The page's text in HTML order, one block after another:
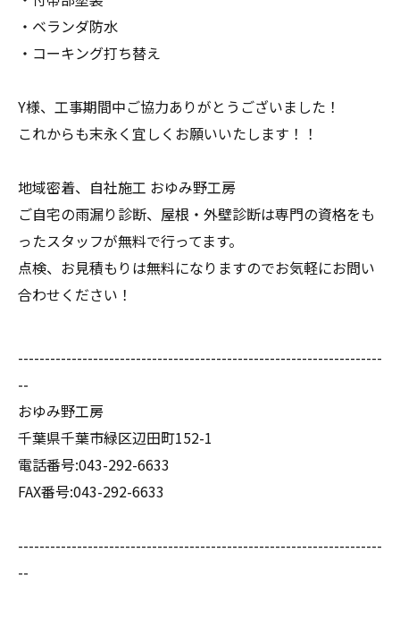
・ベランダ防水
・コーキング打ち替え
Y様、工事期間中ご協力ありがとうございました！
これからも末永く宜しくお願いいたします！！
地域密着、自社施工 おゆみ野工房
ご自宅の雨漏り診断、屋根・外壁診断は専門の資格をも
ったスタッフが無料で行ってます。
点検、お見積もりは無料になりますのでお気軽にお問い
合わせください！
--------------------------------------------------------------------
--
おゆみ野工房
千葉県千葉市緑区辺田町152-1
電話番号:043-292-6633
FAX番号:043-292-6633
--------------------------------------------------------------------
--